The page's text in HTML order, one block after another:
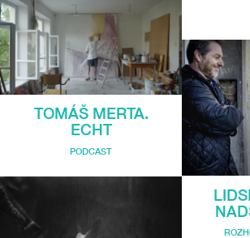
TOMÁŠ MERTA.
ECHT
PODCAST